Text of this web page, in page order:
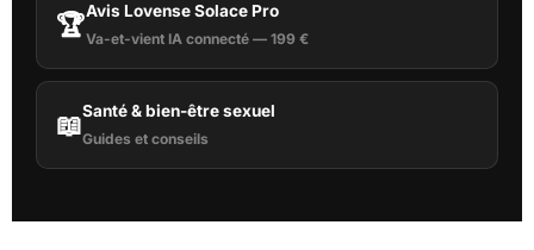
🏆Avis Lovense Solace Pro
Va-et-vient IA connecté — 199 €
📖Santé & bien-être sexuel
Guides et conseils